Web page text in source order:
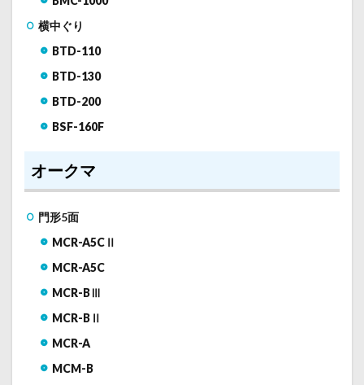
横中ぐり
BTD-110
BTD-130
BTD-200
BSF-160F
オークマ
門形5面
MCR-A5CⅡ
MCR-A5C
MCR-BⅢ
MCR-BⅡ
MCR-A
MCM-B